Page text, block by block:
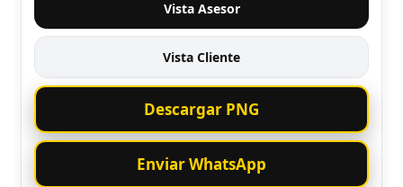
Vista Asesor
Vista Cliente
Descargar PNG
Enviar WhatsApp